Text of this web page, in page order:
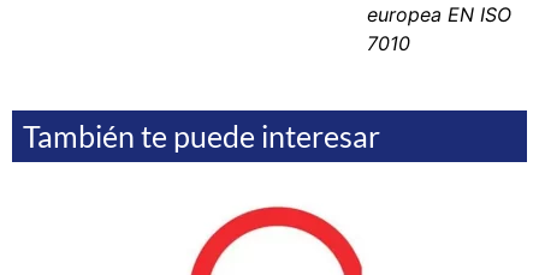
europea EN ISO
7010
También te puede interesar